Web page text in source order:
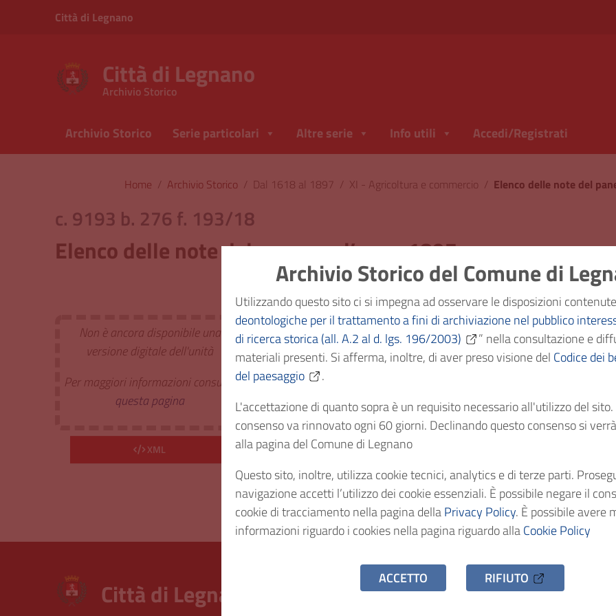
Archivio Storico del Comune di
Utilizzando questo sito ci si impegna ad osservare le disposizioni
deontologiche per il trattamento a fini di archiviazione nel pubblico
di ricerca storica (all. A.2 al d. lgs. 196/2003)
” nella consultazione e
materiali presenti. Si afferma, inoltre, di aver preso visione del Codice dei
del paesaggio
.
L'accettazione di quanto sopra è un requisito necessario all'utilizzo del
consenso va rinnovato ogni 60 giorni. Declinando questo consenso si
alla pagina del Comune di Legnano
Questo sito, inoltre, utilizza cookie tecnici, analytics e di terze parti.
navigazione accetti l’utilizzo dei cookie essenziali. È possibile negare il
cookie di tracciamento nella pagina dellaPrivacy Policy. È possibile avere
informazioni riguardo i cookies nella pagina riguardo allaCookie Policy
ACCETTO RIFIUTO
Vai ai contenuti
Vai al menu di navigazione
Città di Legnano
Città di Legnano
Archivio Storico
Archivio Storico Serie particolari Altre serie Info utili Accedi/Registrati
Home / Archivio Storico / Dal 1618 al 1897 / XI - Agricoltura e commercio / Elenco delle note del
c. 9193 b. 276 f. 193/18
Elenco delle note del pane per l’anno 1897
Non è ancora disponibile una
versione digitale dell'unità
Per maggiori informazioni consulta
questa pagina
XML
Classificazione XI - Agricoltura e
Estr. Cronologici 1897
Cod. Identificativo
Consistenza 1 fascicolo
Diritto d'accesso Uso pubblico
Città di Legnano – Archivio Storico